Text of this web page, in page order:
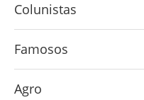
Colunistas
Famosos
Agro